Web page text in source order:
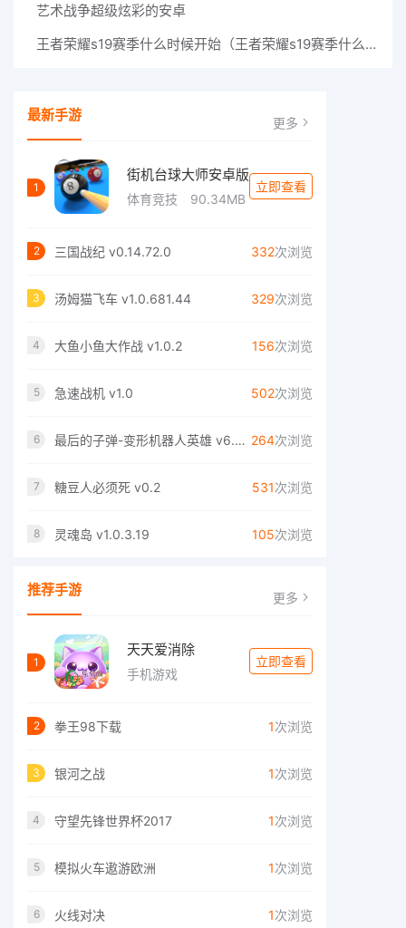
艺术战争超级炫彩的安卓
王者荣耀s19赛季什么时候开始（王者荣耀s19赛季什么时候开始结束）
最新手游 更多
1
街机台球大师安卓版
体育竞技 90.34MB
立即查看
2 三国战纪 v0.14.72.0 332次浏览
3 汤姆猫飞车 v1.0.681.44 329次浏览
4 大鱼小鱼大作战 v1.0.2 156次浏览
5 急速战机 v1.0 502次浏览
6 最后的子弹-变形机器人英雄 v6.0.0 264次浏览
7 糖豆人必须死 v0.2 531次浏览
8 灵魂岛 v1.0.3.19 105次浏览
推荐手游 更多
1
天天爱消除
手机游戏
立即查看
2 拳王98下载 1次浏览
3 银河之战 1次浏览
4 守望先锋世界杯2017 1次浏览
5 模拟火车遨游欧洲 1次浏览
6 火线对决 1次浏览